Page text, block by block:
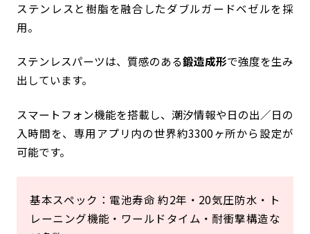
ステンレスと樹脂を融合したダブルガードベゼルを採
用。
ステンレスパーツは、質感のある鍛造成形で強度を生み
出しています。
スマートフォン機能を搭載し、潮汐情報や日の出／日の
入時間を、専用アプリ内の世界約3300ヶ所から設定が
可能です。
基本スペック：電池寿命 約2年・20気圧防水・ト
レーニング機能・ワールドタイム・耐衝撃構造な